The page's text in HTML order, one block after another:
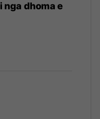
nga dhoma e